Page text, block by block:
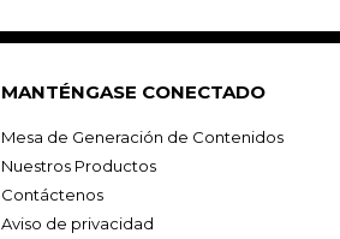
MANTÉNGASE CONECTADO
Mesa de Generación de Contenidos
Nuestros Productos
Contáctenos
Aviso de privacidad